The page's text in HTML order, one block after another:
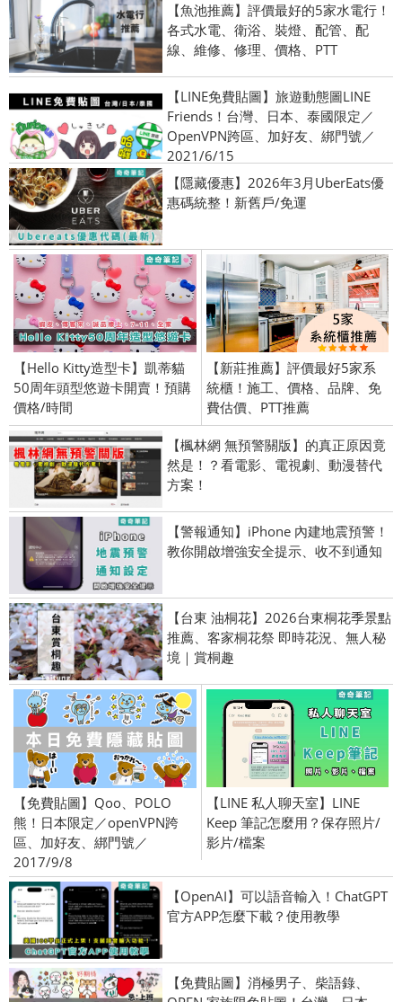
【魚池推薦】評價最好的5家水電行！
各式水電、衛浴、裝燈、配管、配
線、維修、修理、價格、PTT
【LINE免費貼圖】旅遊動態圖LINE
Friends！台灣、日本、泰國限定／
OpenVPN跨區、加好友、綁門號／
2021/6/15
【隱藏優惠】2026年3月UberEats優
惠碼統整！新舊戶/免運
【Hello Kitty造型卡】凱蒂貓
50周年頭型悠遊卡開賣！預購
價格/時間
【新莊推薦】評價最好5家系
統櫃！施工、價格、品牌、免
費估價、PTT推薦
【楓林網 無預警關版】的真正原因竟
然是！？看電影、電視劇、動漫替代
方案！
【警報通知】iPhone 內建地震預警！
教你開啟增強安全提示、收不到通知
【台東 油桐花】2026台東桐花季景點
推薦、客家桐花祭 即時花況、無人秘
境｜賞桐趣
【免費貼圖】Qoo、POLO
熊！日本限定／openVPN跨
區、加好友、綁門號／
2017/9/8
【LINE 私人聊天室】LINE
Keep 筆記怎麼用？保存照片/
影片/檔案
【OpenAI】可以語音輸入！ChatGPT
官方APP怎麼下載？使用教學
【免費貼圖】消極男子、柴語錄、